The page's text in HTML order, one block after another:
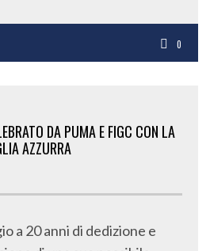
0
DA PUMA E FIGC CON LA
AZZURRA
a 20 anni di dedizione e